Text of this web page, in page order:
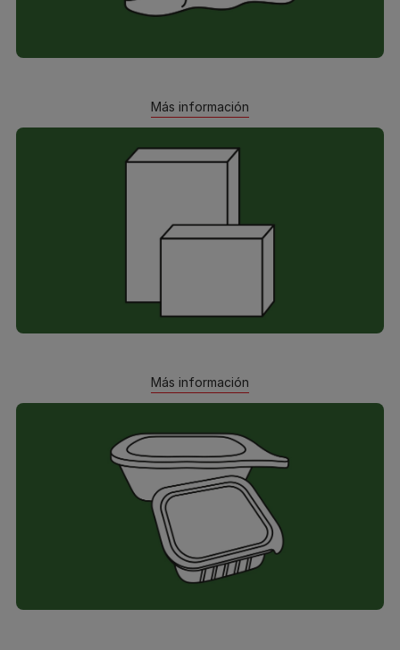
Más información
Más información